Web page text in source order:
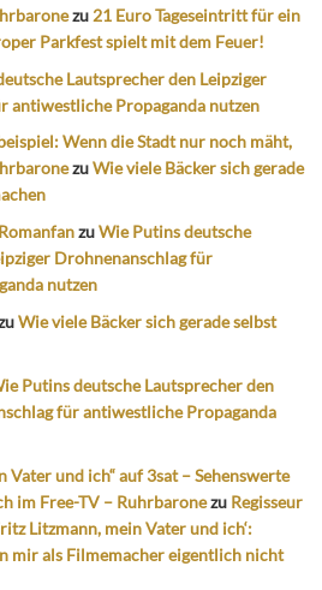
zu 21 Euro Tageseintritt für ein
Parkfest spielt mit dem Feuer!
Lautsprecher den Leipziger
antiwestliche Propaganda nutzen
Wenn die Stadt nur noch mäht,
zuWie viele Bäcker sich gerade
zuWie Putins deutsche
Drohnenanschlag für
nutzen
Wie viele Bäcker sich gerade selbst
Putins deutsche Lautsprecher den
für antiwestliche Propaganda
Vater und ich“ auf 3sat – Sehenswerte
im Free-TV – Ruhrbaronezu Regisseur
Litzmann, mein Vater und ich‘:
mir als Filmemacher eigentlich nicht